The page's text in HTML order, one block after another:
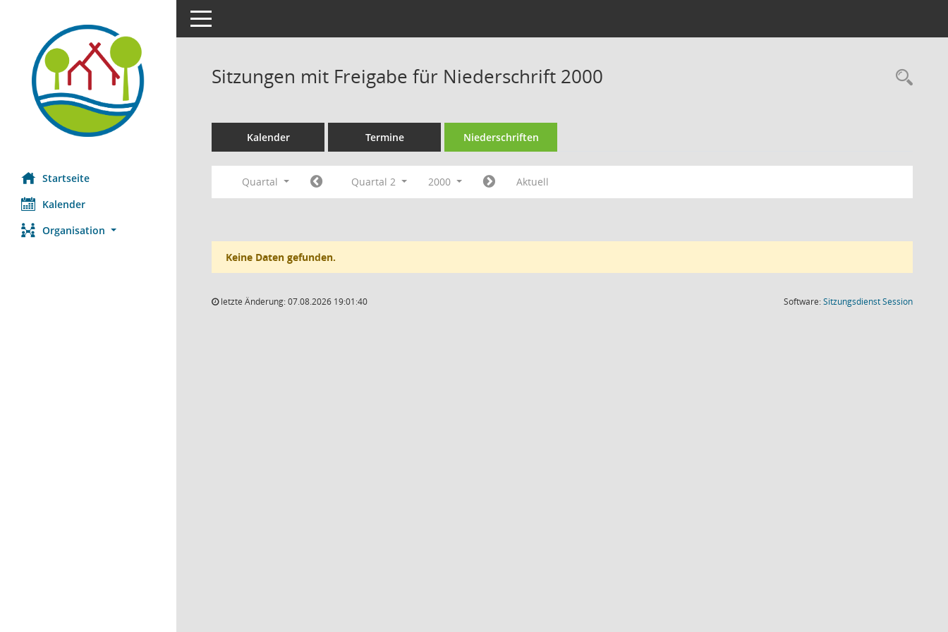
Startseite
Kalender
Organisation
Toggle navigation
Sitzungen mit Freigabe für Niederschrift 2000
Kalender Termine Niederschriften
Quartal Quartal 2 2000 Aktuell
Keine Daten gefunden.
letzte Änderung: 07.08.2026 19:01:40 Software:SitzungsdienstSession(Wird in